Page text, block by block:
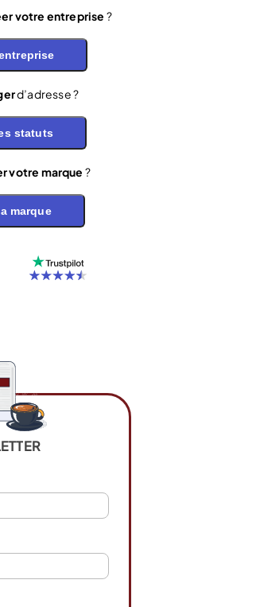
votre entreprise ?
d’adresse ?
statuts
votre marque ?
marque